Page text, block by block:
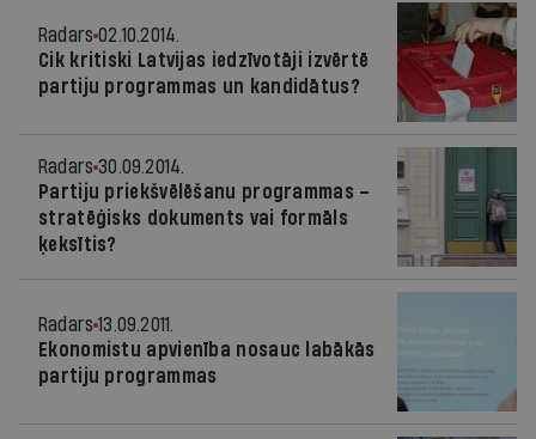
Radars 02.10.2014.
Cik kritiski Latvijas iedzīvotāji izvērtē
partiju programmas un kandidātus?
Radars 30.09.2014.
Partiju priekšvēlēšanu programmas –
stratēģisks dokuments vai formāls
ķeksītis?
Radars 13.09.2011.
Ekonomistu apvienība nosauc labākās
partiju programmas